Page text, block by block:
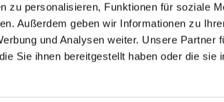
zu personalisieren, Funktionen für soziale
Außerdem geben wir Informationen zu
und Analysen weiter. Unsere Partner
Sie ihnen bereitgestellt haben oder die sie